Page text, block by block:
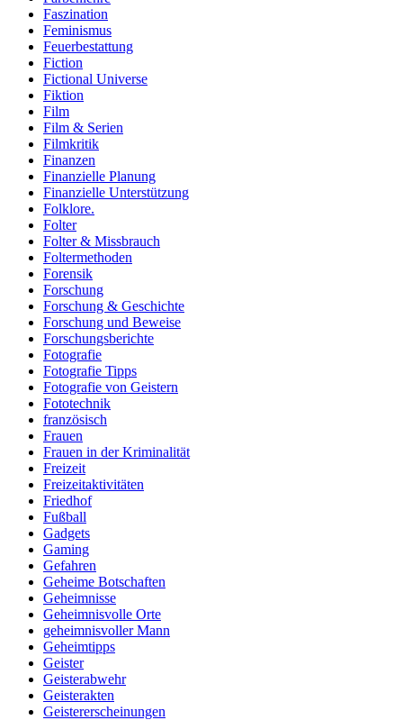
Faszination
Feminismus
Feuerbestattung
Fiction
Fictional Universe
Fiktion
Film
Film & Serien
Filmkritik
Finanzen
Finanzielle Planung
Finanzielle Unterstützung
Folklore.
Folter
Folter & Missbrauch
Foltermethoden
Forensik
Forschung
Forschung & Geschichte
Forschung und Beweise
Forschungsberichte
Fotografie
Fotografie Tipps
Fotografie von Geistern
Fototechnik
französisch
Frauen
Frauen in der Kriminalität
Freizeit
Freizeitaktivitäten
Friedhof
Fußball
Gadgets
Gaming
Gefahren
Geheime Botschaften
Geheimnisse
Geheimnisvolle Orte
geheimnisvoller Mann
Geheimtipps
Geister
Geisterabwehr
Geisterakten
Geistererscheinungen